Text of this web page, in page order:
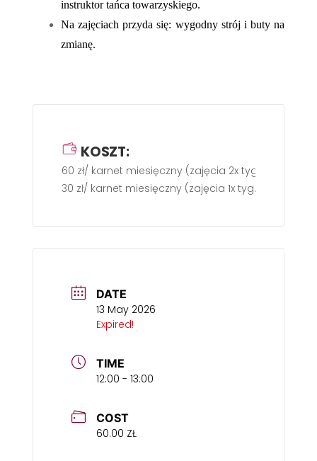
instruktor tańca towarzyskiego.
Na zajęciach przyda się: wygodny strój i buty na
zmianę.
KOSZT:
60 zł/ karnet miesięczny (zajęcia 2x tyg.)
30 zł/ karnet miesięczny (zajęcia 1x tyg.)
DATE
13 May 2026
Expired!
TIME
12:00 - 13:00
COST
60.00 ZŁ